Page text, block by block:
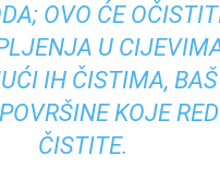
OVO ĆE
U
IH ČISTIMA,
KOJE
ČISTITE.